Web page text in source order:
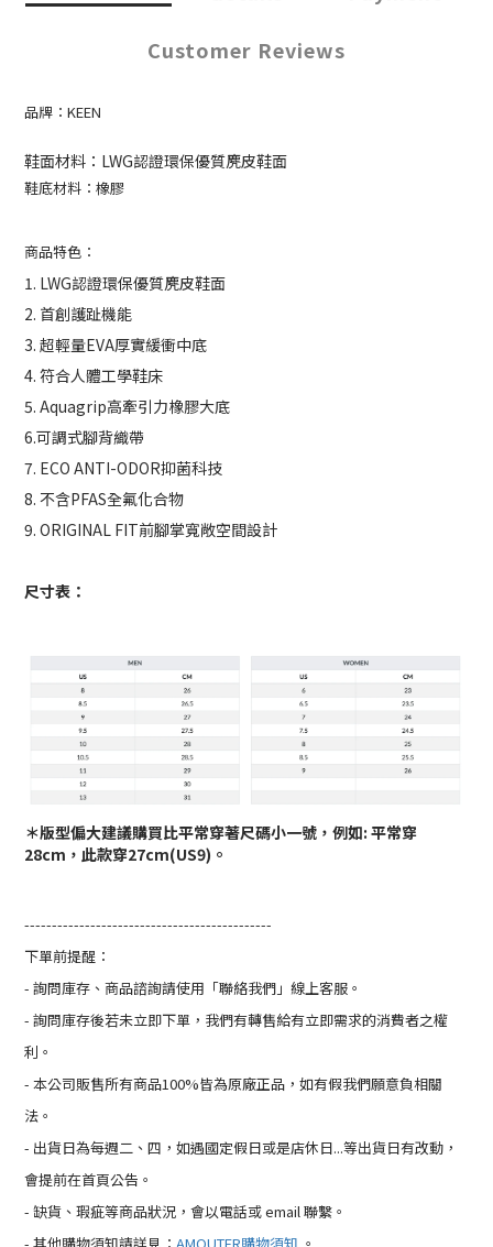
Customer Reviews
品牌：KEEN
鞋面材料：LWG認證環保優質麂皮鞋面
鞋底材料：橡膠
商品特色：
1. LWG認證環保優質麂皮鞋面
2. 首創護趾機能
3. 超輕量EVA厚實緩衝中底
4. 符合人體工學鞋床
5. Aquagrip高牽引力橡膠大底
6.可調式腳背織帶
7. ECO ANTI-ODOR抑菌科技
8. 不含PFAS全氟化合物
9. ORIGINAL FIT前腳掌寬敞空間設計
尺寸表：
＊版型偏大建議購買比平常穿著尺碼小一號，例如: 平常穿
28cm，此款穿27cm(US9)。
---------------------------------------------
下單前提醒：
- 詢問庫存、商品諮詢請使用「聯絡我們」線上客服。
- 詢問庫存後若未立即下單，我們有轉售給有立即需求的消費者之權
利。
- 本公司販售所有商品100%皆為原廠正品，如有假我們願意負相關
法。
- 出貨日為每週二、四，如遇國定假日或是店休日...等出貨日有改動，
會提前在首頁公告。
- 缺貨、瑕疵等商品狀況，會以電話或 email 聯繫。